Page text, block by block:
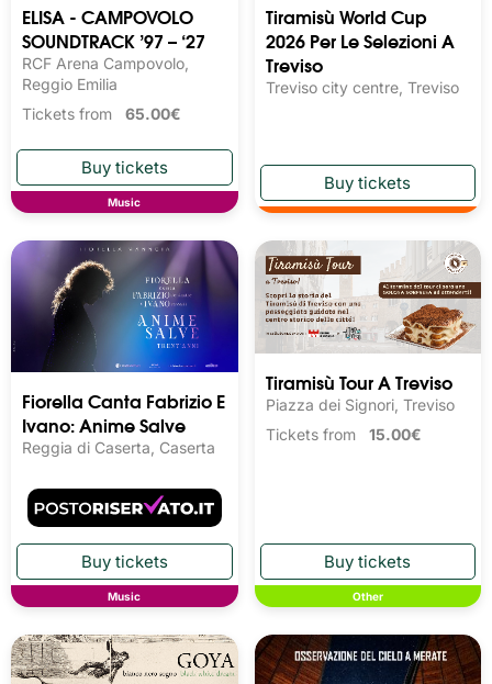
ELISA - CAMPOVOLO
SOUNDTRACK ’97 – ‘27
RCF Arena Campovolo,
Reggio Emilia
Tickets from 65.00€
Music
Tiramisù World Cup
2026 Per Le Selezioni A
Treviso
Treviso city centre, Treviso
Fiorella Canta Fabrizio E
Ivano: Anime Salve
Reggia di Caserta, Caserta
Music
Tiramisù Tour A Treviso
Piazza dei Signori, Treviso
Tickets from 15.00€
Other